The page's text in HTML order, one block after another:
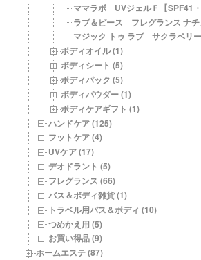
ママラボ UVジェルＦ【SPF41・
ラブ＆ピース フレグランス ナ
マジック トゥ ラブ サクラベリ
ボディオイル (1)
ボディシート (5)
ボディパック (5)
ボディパウダー (1)
ボディケアギフト (1)
ハンドケア (125)
フットケア (4)
UVケア (17)
デオドラント (5)
フレグランス (66)
バス＆ボディ雑貨 (1)
トラベル用バス＆ボディ (10)
つめかえ用 (5)
お買い得品 (9)
ホームエステ (87)